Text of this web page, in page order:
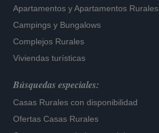
Apartamentos yApartamentos Rurales
Campings y Bungalows
Complejos Rurales
Viviendas turísticas
Búsquedas especiales:
Casas Rurales con disponibilidad
Ofertas Casas Rurales